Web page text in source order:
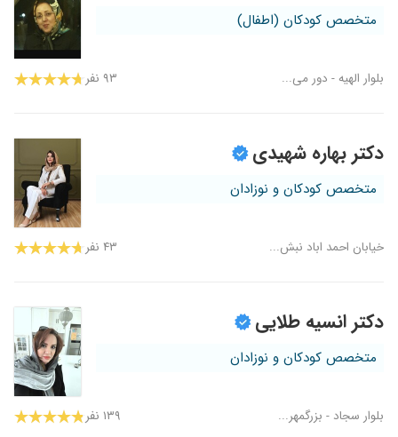
متخصص کودکان (اطفال)
بلوار الهیه - دور می... ۹۳ نفر
دکتر بهاره شهیدی
متخصص کودکان و نوزادان
خیابان احمد اباد نبش... ۴۳ نفر
دکتر انسیه طلایی
متخصص کودکان و نوزادان
بلوار سجاد - بزرگمهر... ۱۳۹ نفر